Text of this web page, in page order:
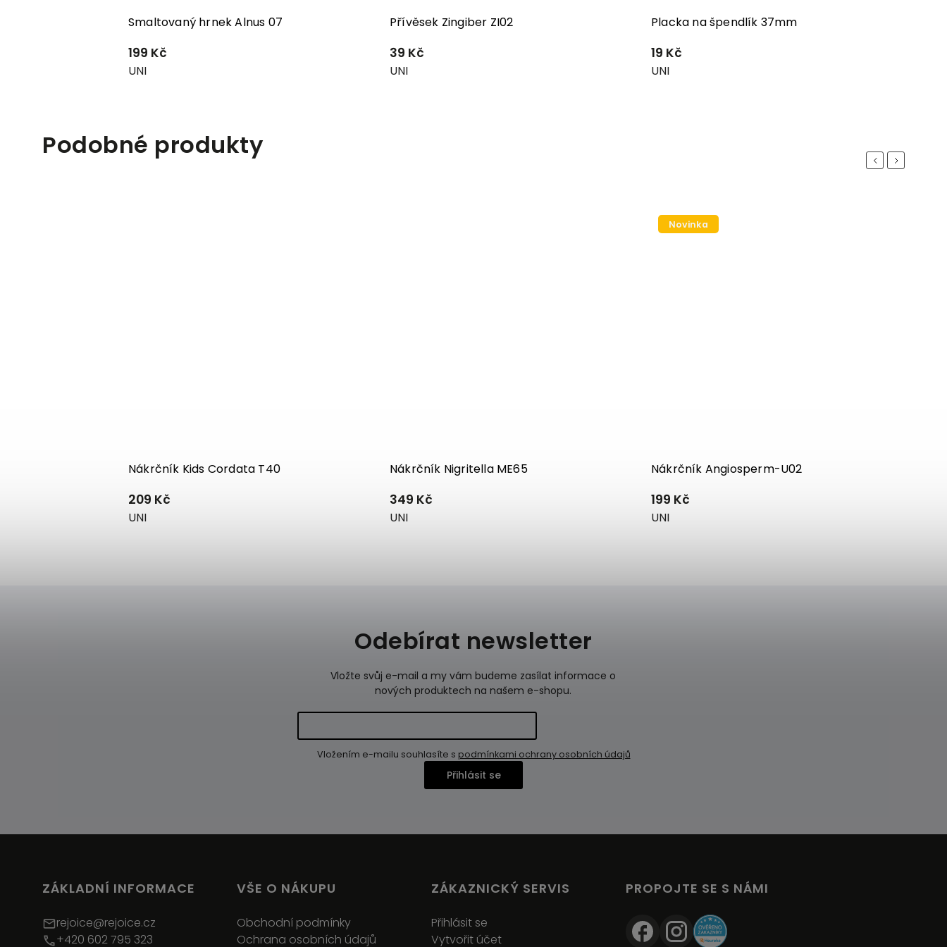
Smaltovaný hrnek Alnus 07
199 Kč
UNI
Přívěsek Zingiber ZI02
39 Kč
UNI
Placka na špendlík 37mm
19 Kč
UNI
Podobné produkty Previous
Nákrčník Kids Cordata T40
209 Kč
UNI
Nákrčník Nigritella ME65
349 Kč
UNI
Novinka
Nákrčník Angiosperm-U02
199 Kč
UNI
Next
Odebírat newsletter
Vložte svůj e-mail a my vám budeme zasílat informace o
nových produktech na našem e-shopu.
Vložením e-mailu souhlasíte s podmínkami ochrany osobních údajů
Přihlásit se
ZÁKLADNÍ INFORMACE
rejoice@rejoice.cz
+420 602 795 323
VŠE O NÁKUPU
Obchodní podmínky
Ochrana osobních údajů
ZÁKAZNICKÝ SERVIS
Přihlásit se
Vytvořit účet
PROPOJTE SE S NÁMI